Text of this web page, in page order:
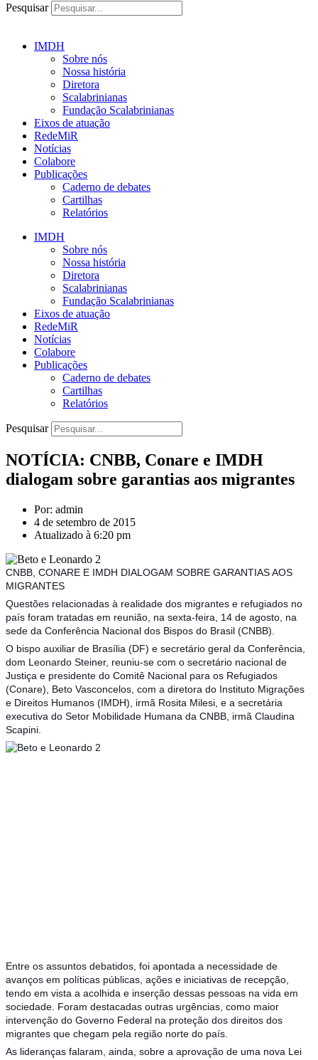
Pesquisar
IMDH
Sobre nós
Nossa história
Diretora
Scalabrinianas​
Fundação Scalabrinianas​
Eixos de atuação
RedeMiR
Notícias​
Colabore
Publicações
Caderno de debates
Cartilhas
Relatórios
IMDH
Sobre nós
Nossa história
Diretora
Scalabrinianas​
Fundação Scalabrinianas​
Eixos de atuação
RedeMiR
Notícias​
Colabore
Publicações
Caderno de debates
Cartilhas
Relatórios
Pesquisar
NOTÍCIA: CNBB, Conare e IMDH
dialogam sobre garantias aos migrantes
Por: admin
4 de setembro de 2015
Atualizado à 6:20 pm
CNBB, CONARE E IMDH DIALOGAM SOBRE GARANTIAS AOS
MIGRANTES
Questões relacionadas à realidade dos migrantes e refugiados no
país foram tratadas em reunião, na sexta-feira, 14 de agosto, na
sede da Conferência Nacional dos Bispos do Brasil (CNBB).
O bispo auxiliar de Brasília (DF) e secretário geral da Conferência,
dom Leonardo Steiner, reuniu-se com o secretário nacional de
Justiça e presidente do Comitê Nacional para os Refugiados
(Conare), Beto Vasconcelos, com a diretora do Instituto Migrações
e Direitos Humanos (IMDH), irmã Rosita Milesi, e a secretária
executiva do Setor Mobilidade Humana da CNBB, irmã Claudina
Scapini.
Entre os assuntos debatidos, foi apontada a necessidade de
avanços em políticas públicas, ações e iniciativas de recepção,
tendo em vista a acolhida e inserção dessas pessoas na vida em
sociedade. Foram destacadas outras urgências, como maior
intervenção do Governo Federal na proteção dos direitos dos
migrantes que chegam pela região norte do país.
As lideranças falaram, ainda, sobre a aprovação de uma nova Lei